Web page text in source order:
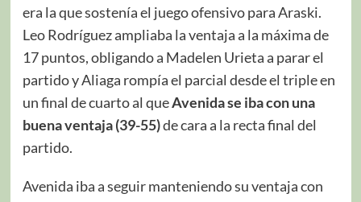
era la que sostenía el juego ofensivo para Araski.
Leo Rodríguez ampliaba la ventaja a la máxima de
17 puntos, obligando a Madelen Urieta a parar el
partido y Aliaga rompía el parcial desde el triple en
un final de cuarto al queAvenida se iba con una
buena ventaja (39-55)de cara a la recta final del
partido.
Avenida iba a seguir manteniendo su ventaja con